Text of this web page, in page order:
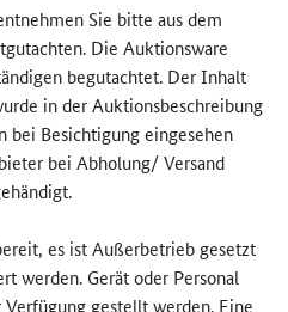
Sie bitte aus dem
Die Auktionsware
begutachtet. Der Inhalt
in der Auktionsbeschreibung
bei Besichtigung eingesehen
bei Abholung/ Versand
es ist Außerbetrieb gesetzt
werden. Gerät oder Personal
gestellt werden. Eine